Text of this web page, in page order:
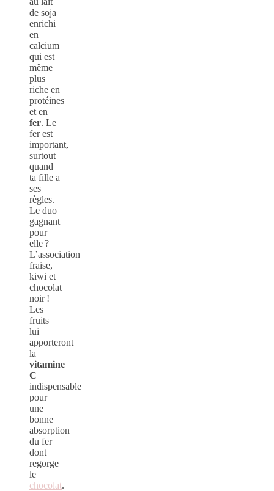
de soja
enrichi
en
calcium
qui est
même
plus
riche en
protéines
et en
fer. Le
fer est
important,
surtout
quand
ta fille a
ses
règles.
Le duo
gagnant
pour
elle ?
L’association
fraise,
kiwi et
chocolat
noir !
Les
fruits
lui
apporteront
la
vitamine
C
indispensable
pour
une
bonne
absorption
du fer
dont
regorge
le
chocolat.